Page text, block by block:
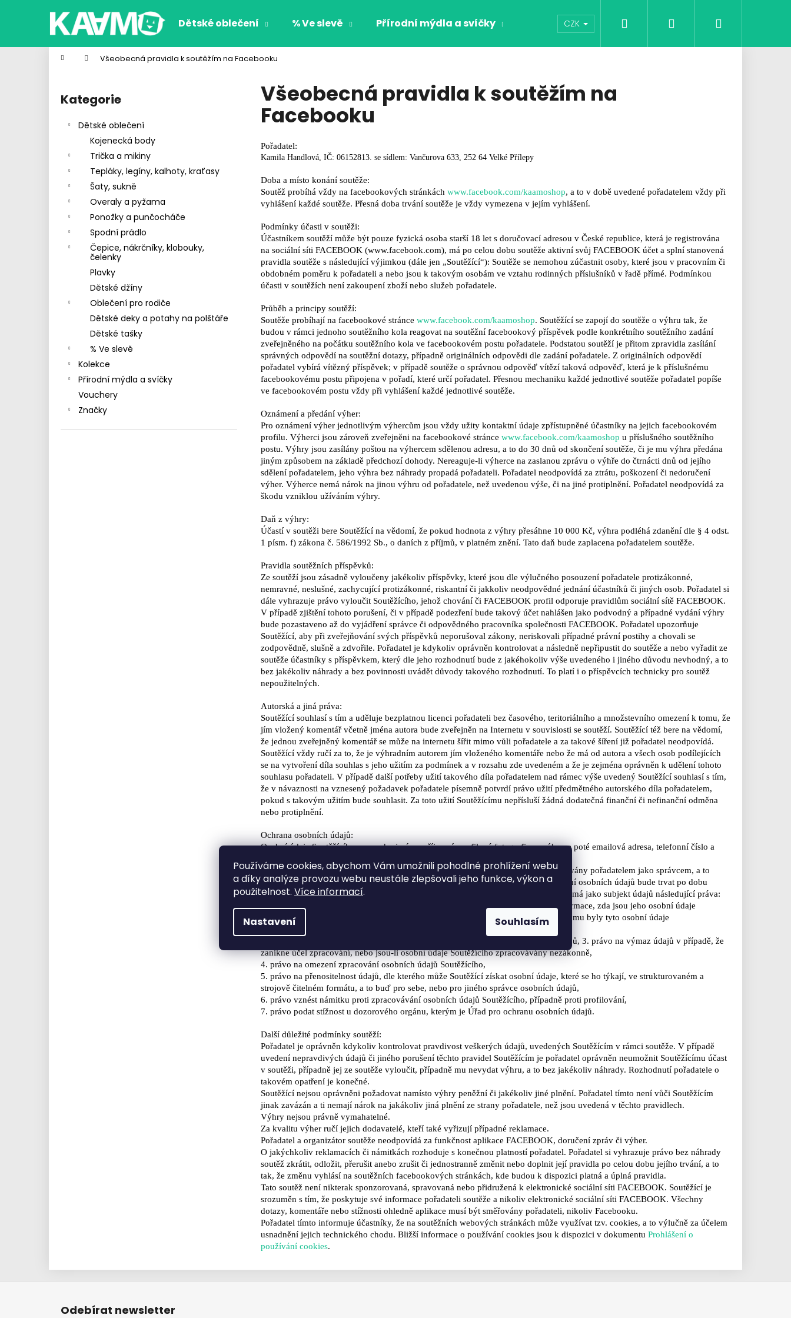
Používáme cookies, abychom Vám umožnili pohodlné prohlížení webu
a díky analýze provozu webu neustále zlepšovali jeho funkce, výkon a
použitelnost. Více informací.
Nastavení Souhlasím
Dětské oblečení % Ve slevě Přírodní mýdla a svíčky Vouchery Moje oblíbené Hodnocení
CZK Přihlášení
Domů Všeobecná pravidla k soutěžím na Facebooku
Přeskočit
kategorie
Kategorie
Dětské oblečení
Kojenecká body
Trička a mikiny
Tepláky, legíny, kalhoty, kraťasy
Šaty, sukně
Overaly a pyžama
Ponožky a punčocháče
Spodní prádlo
Čepice, nákrčníky, klobouky,
čelenky
Plavky
Dětské džíny
Oblečení pro rodiče
Dětské deky a potahy na polštáře
Dětské tašky
% Ve slevě
Kolekce
Přírodní mýdla a svíčky
Vouchery
Značky
Všeobecná pravidla k soutěžím na
Facebooku
Pořadatel:
Kamila Handlová, IČ: 06152813. se sídlem: Vančurova 633, 252 64 Velké Přílepy
Doba a místo konání soutěže:
Soutěž probíhá vždy na facebookových stránkách www.facebook.com/kaamoshop, a to v době uvedené pořadatelem vždy při
vyhlášení každé soutěže. Přesná doba trvání soutěže je vždy vymezena v jejím vyhlášení.
Podmínky účasti v soutěži:
Účastníkem soutěží může být pouze fyzická osoba starší 18 let s doručovací adresou v České republice, která je registrována
na sociální síti FACEBOOK (www.facebook.com), má po celou dobu soutěže aktivní svůj FACEBOOK účet a splní stanovená
pravidla soutěže s následující výjimkou (dále jen „Soutěžící“): Soutěže se nemohou zúčastnit osoby, které jsou v pracovním či
obdobném poměru k pořadateli a nebo jsou k takovým osobám ve vztahu rodinných příslušníků v řadě přímé. Podmínkou
účasti v soutěžích není zakoupení zboží nebo služeb pořadatele.
Průběh a principy soutěží:
Soutěže probíhají na facebookové stránce www.facebook.com/kaamoshop. Soutěžící se zapojí do soutěže o výhru tak, že
budou v rámci jednoho soutěžního kola reagovat na soutěžní facebookový příspěvek podle konkrétního soutěžního zadání
zveřejněného na počátku soutěžního kola ve facebookovém postu pořadatele. Podstatou soutěží je přitom zpravidla zasílání
správných odpovědí na soutěžní dotazy, případně originálních odpovědi dle zadání pořadatele. Z originálních odpovědí
pořadatel vybírá vítězný příspěvek; v případě soutěže o správnou odpověď vítězí taková odpověď, která je k příslušnému
facebookovému postu připojena v pořadí, které určí pořadatel. Přesnou mechaniku každé jednotlivé soutěže pořadatel popíše
ve facebookovém postu vždy při vyhlášení každé jednotlivé soutěže.
Oznámení a předání výher:
Pro oznámení výher jednotlivým výhercům jsou vždy užity kontaktní údaje zpřístupněné účastníky na jejich facebookovém
profilu. Výherci jsou zároveň zveřejněni na facebookové stránce www.facebook.com/kaamoshop u příslušného soutěžního
postu. Výhry jsou zasílány poštou na výhercem sdělenou adresu, a to do 30 dnů od skončení soutěže, či je mu výhra předána
jiným způsobem na základě předchozí dohody. Nereaguje-li výherce na zaslanou zprávu o výhře do čtrnácti dnů od jejího
sdělení pořadatelem, jeho výhra bez náhrady propadá pořadateli. Pořadatel neodpovídá za ztrátu, poškození či nedoručení
výher. Výherce nemá nárok na jinou výhru od pořadatele, než uvedenou výše, či na jiné protiplnění. Pořadatel neodpovídá za
škodu vzniklou užíváním výhry.
Daň z výhry:
Účastí v soutěži bere Soutěžící na vědomí, že pokud hodnota z výhry přesáhne 10 000 Kč, výhra podléhá zdanění dle § 4 odst.
1 písm. f) zákona č. 586/1992 Sb., o daních z příjmů, v platném znění. Tato daň bude zaplacena pořadatelem soutěže.
Pravidla soutěžních příspěvků:
Ze soutěží jsou zásadně vyloučeny jakékoliv příspěvky, které jsou dle výlučného posouzení pořadatele protizákonné,
nemravné, neslušné, zachycující protizákonné, riskantní či jakkoliv neodpovědné jednání účastníků či jiných osob. Pořadatel si
dále vyhrazuje právo vyloučit Soutěžícího, jehož chování či FACEBOOK profil odporuje pravidlům sociální sítě FACEBOOK.
V případě zjištění tohoto porušení, či v případě podezření bude takový účet nahlášen jako podvodný a případné vydání výhry
bude pozastaveno až do vyjádření správce či odpovědného pracovníka společnosti FACEBOOK. Pořadatel upozorňuje
Soutěžící, aby při zveřejňování svých příspěvků neporušoval zákony, neriskovali případné právní postihy a chovali se
zodpovědně, slušně a zdvořile. Pořadatel je kdykoliv oprávněn kontrolovat a následně nepřipustit do soutěže a nebo vyřadit ze
soutěže účastníky s příspěvkem, který dle jeho rozhodnutí bude z jakéhokoliv výše uvedeného i jiného důvodu nevhodný, a to
bez jakékoliv náhrady a bez povinnosti uvádět důvody takového rozhodnutí. To platí i o příspěvcích technicky pro soutěž
nepoužitelných.
Autorská a jiná práva:
Soutěžící souhlasí s tím a uděluje bezplatnou licenci pořadateli bez časového, teritoriálního a množstevního omezení k tomu, že
jím vložený komentář včetně jména autora bude zveřejněn na Internetu v souvislosti se soutěží. Soutěžící též bere na vědomí,
že jednou zveřejněný komentář se může na internetu šířit mimo vůli pořadatele a za takové šíření již pořadatel neodpovídá.
Soutěžící vždy ručí za to, že je výhradním autorem jím vloženého komentáře nebo že má od autora a všech osob podílejících
se na vytvoření díla souhlas s jeho užitím za podmínek a v rozsahu zde uvedeném a že je zejména oprávněn k udělení tohoto
souhlasu pořadateli. V případě další potřeby užití takového díla pořadatelem nad rámec výše uvedený Soutěžící souhlasí s tím,
že v návaznosti na vznesený požadavek pořadatele písemně potvrdí právo užití předmětného autorského díla pořadatelem,
pokud s takovým užitím bude souhlasit. Za toto užití Soutěžícímu nepřísluší žádná dodatečná finanční či nefinanční odměna
nebo protiplnění.
Ochrana osobních údajů:
Osobní údaje Soutěžícího v rozsahu jméno, příjmení, profilováfotografie, u výherce poté emailová adresa, telefonní číslo a
případně další údaje, uvolněné v rámci Facebook permission dialogu, budou zpracovány pořadatelem jako správcem, a to
proúčely účasti Soutěžícího v soutěži a předání výhry výhercům soutěže. Zpracování osobních údajů bude trvat po dobu
trvání soutěže, respektive v případě výherců, do předání výhry
Soutěžící má jako subjekt údajů následující práva:
informace, zda jsou jeho osobní údaje
zpracovávány, za jakým účelem, jaký je
rozsah údajů, které jsou zpracovávány, a komu byly tyto osobní údaje
2. právo na opravu nepřesných či nesprávných údajů, příp. doplnění neúplných údajů, 3. právo na výmaz údajů v případě, že
zanikne účel zpracování, nebo jsou-li osobníúdaje Soutěžícího zpracovávány nezákonně,
4. právo na omezení zpracování osobních údajů Soutěžícího,
5. právo na přenositelnost údajů, dle kterého může Soutěžící získat osobní údaje, které se ho týkají, ve strukturovaném a
strojově čitelném formátu, a to buď pro sebe, nebo pro jiného správce osobních údajů,
6. právo vznést námitku proti zpracovávání osobních údajů Soutěžícího, případně proti profilování,
7. právo podat stížnost u dozorového orgánu, kterým je Úřad pro ochranu osobních údajů.
Další důležité podmínky soutěží:
Pořadatel je oprávněn kdykoliv kontrolovat pravdivost veškerých údajů, uvedených Soutěžícím v rámci soutěže. V případě
uvedení nepravdivých údajů či jiného porušení těchto pravidel Soutěžícím je pořadatel oprávněn neumožnit Soutěžícímu účast
v soutěži, případně jej ze soutěže vyloučit, případně mu nevydat výhru, a to bez jakékoliv náhrady. Rozhodnutí pořadatele o
takovém opatření je konečné.
Soutěžící nejsou oprávněni požadovat namísto výhry peněžní či jakékoliv jiné plnění. Pořadatel tímto není vůči Soutěžícím
jinak zavázán a ti nemají nárok na jakákoliv jiná plnění ze strany pořadatele, než jsou uvedená v těchto pravidlech.
Výhry nejsou právně vymahatelné.
Za kvalitu výher ručí jejich dodavatelé, kteří také vyřizují případné reklamace.
Pořadatel a organizátor soutěže neodpovídá za funkčnost aplikace FACEBOOK, doručení zpráv či výher.
O jakýchkoliv reklamacích či námitkách rozhoduje s konečnou platností pořadatel. Pořadatel si vyhrazuje právo bez náhrady
soutěž zkrátit, odložit, přerušit anebo zrušit či jednostranně změnit nebo doplnit její pravidla po celou dobu jejího trvání, a to
tak, že změnu vyhlásí na soutěžních facebookových stránkách, kde budou k dispozici platná a úplná pravidla.
Tato soutěž není nikterak sponzorovaná, spravovaná nebo přidružená k elektronické sociální síti FACEBOOK. Soutěžící je
srozuměn s tím, že poskytuje své informace pořadateli soutěže a nikoliv elektronické sociální síti FACEBOOK. Všechny
dotazy, komentáře nebo stížnosti ohledně aplikace musí být směřovány pořadateli, nikoliv Facebooku.
Pořadatel tímto informuje účastníky, že na soutěžních webových stránkách může využívat tzv. cookies, a to výlučně za účelem
usnadnění jejich technického chodu. Bližší informace o používání cookies jsou k dispozici v dokumentu Prohlášení o
používání cookies.
í
Zpět
do
Zpět
do
Co potřebujete najít?
Doporučujeme
CHLAPECKÉ BOXERKY WOLF
MAXOMORRA
CHLAPECKÉ BOXERKY BAT MAXOMORRA
320 Kč
CHLAPECKÉ BOXERKY NORDIC OWL
MAXOMORRA
290 Kč
Z
Odebírat newsletter